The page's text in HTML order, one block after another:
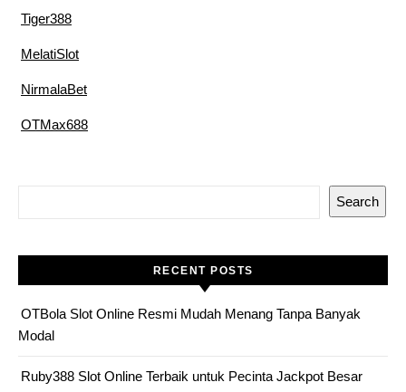
Tiger388
MelatiSlot
NirmalaBet
OTMax688
Search
RECENT POSTS
OTBola Slot Online Resmi Mudah Menang Tanpa Banyak
Modal
Ruby388 Slot Online Terbaik untuk Pecinta Jackpot Besar